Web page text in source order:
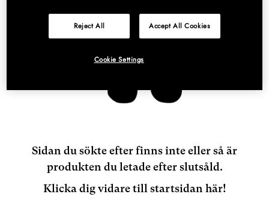
Sidan du sökte efter finns inte eller så är
produkten du letade efter slutsåld.
Klicka dig vidare till startsidan här!
Reject All Accept All Cookies
Cookie Settings